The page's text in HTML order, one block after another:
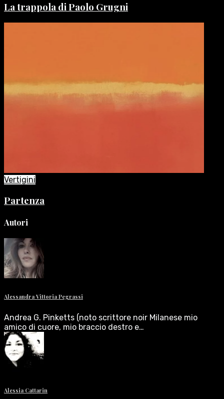
La trappola di Paolo Grugni
Vertigini
Partenza
Autori
Alessandra Vittoria Pegrassi
Andrea G. Pinketts (noto scrittore noir Milanese mio
amico di cuore, mio braccio destro e…
Alessia Cattarin